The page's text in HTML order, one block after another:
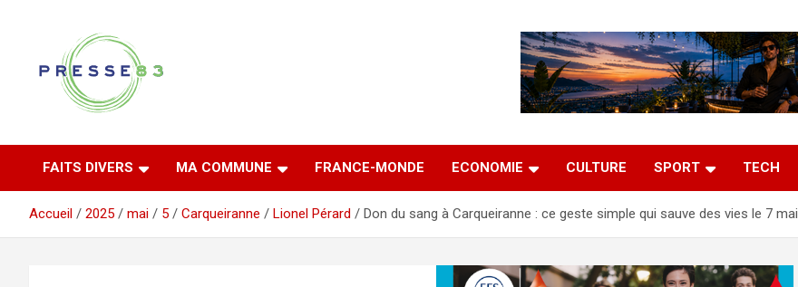
Presse 83
FAITS DIVERS MA COMMUNE FRANCE-MONDE ECONOMIE CULTURE SPORT TECH
Accueil 2025 mai 5 Carqueiranne Lionel Pérard Don du sang à Carqueiranne : ce geste simple qui sauve des vies le 7 mai